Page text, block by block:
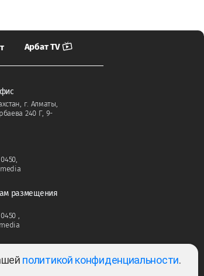
Арбат TV
г. Алматы,
240 Г, 9-
размещения
Тема:
политикой конфиденциальности.